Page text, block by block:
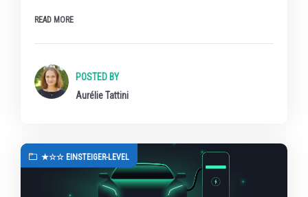
READ MORE
POSTED BY
Aurélie Tattini
★☆☆ EINSTEIGER-LEVEL